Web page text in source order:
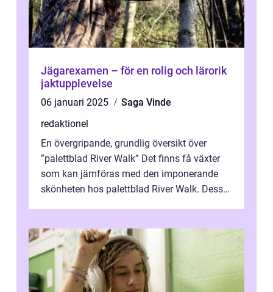
Jägarexamen – för en rolig och lärorik
jaktupplevelse
06 januari 2025
Saga Vinde
redaktionel
En övergripande, grundlig översikt över
”palettblad River Walk” Det finns få växter
som kan jämföras med den imponerande
skönheten hos palettblad River Walk. Dess